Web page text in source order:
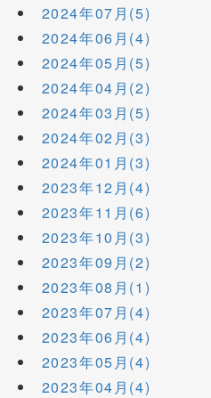
2024年07月(5)
2024年06月(4)
2024年05月(5)
2024年04月(2)
2024年03月(5)
2024年02月(3)
2024年01月(3)
2023年12月(4)
2023年11月(6)
2023年10月(3)
2023年09月(2)
2023年08月(1)
2023年07月(4)
2023年06月(4)
2023年05月(4)
2023年04月(4)